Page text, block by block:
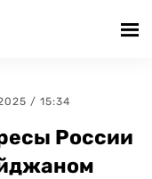
/ 15:34
России